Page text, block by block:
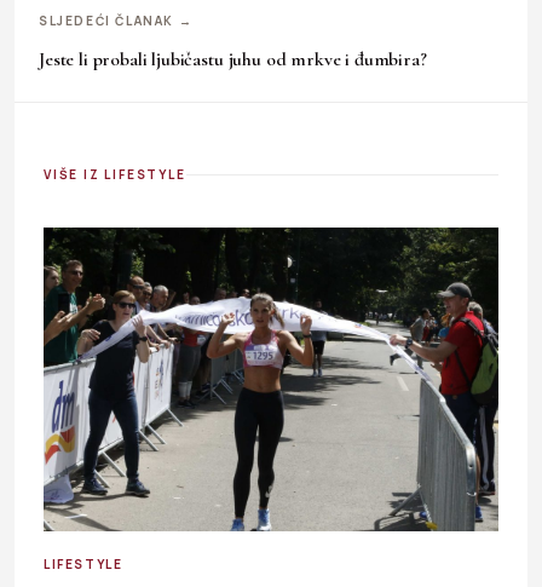
SLJEDEĆI ČLANAK →
Jeste li probali ljubičastu juhu od mrkve i đumbira?
VIŠE IZ LIFESTYLE
LIFESTYLE